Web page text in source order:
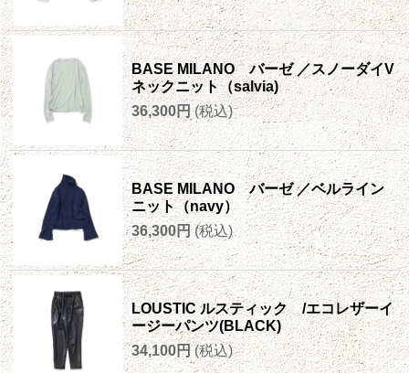
BASE MILANO バーゼ ／スノーダイV
ネックニット（salvia)
36,300円 (税込)
BASE MILANO バーゼ ／ベルライン
ニット（navy）
36,300円 (税込)
LOUSTIC ルスティック /エコレザーイ
ージーパンツ(BLACK)
34,100円 (税込)